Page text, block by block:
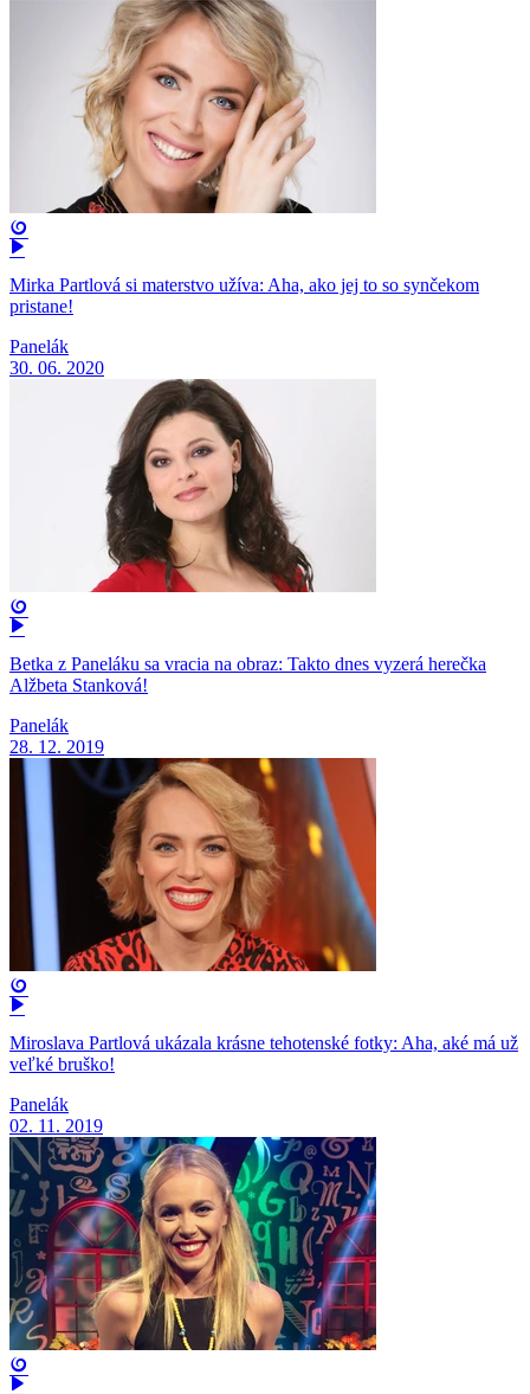
Mirka Partlová si materstvo užíva: Aha, ako jej to so synčekom
pristane!
Panelák
30. 06. 2020
Betka z Paneláku sa vracia na obraz: Takto dnes vyzerá herečka
Alžbeta Stanková!
Panelák
28. 12. 2019
Miroslava Partlová ukázala krásne tehotenské fotky: Aha, aké má už
veľké bruško!
Panelák
02. 11. 2019